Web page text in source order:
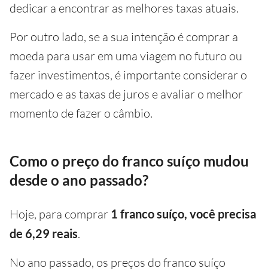
dedicar a encontrar as melhores taxas atuais.
Por outro lado, se a sua intenção é comprar a
moeda para usar em uma viagem no futuro ou
fazer investimentos, é importante considerar o
mercado e as taxas de juros e avaliar o melhor
momento de fazer o câmbio.
Como o preço do franco suíço mudou
desde o ano passado?
Hoje, para comprar 1 franco suíço, você precisa
de 6,29 reais.
No ano passado, os preços do franco suíço